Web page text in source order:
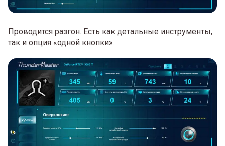
Проводится разгон. Есть как детальные инструменты,
так и опция «одной кнопки».